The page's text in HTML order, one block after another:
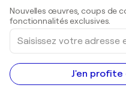
Peintures acryliques
Nouvelles œuvres, coups de
fonctionnalités exclusives.
Saisissez
votre
adresse
e-
mail
J'en profite